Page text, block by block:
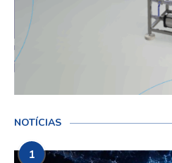
NOTÍCIAS
1